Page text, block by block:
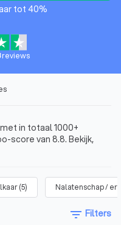
tot 40%
reviews
in totaal 1000+
score van 8.8. Bekijk,
(5) Nalatenschap /
filter_list Filters